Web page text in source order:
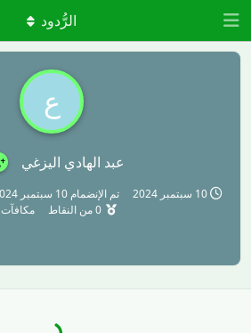
ع
عبد الهادي اليزغي
10 سبتمبر 2024 تم الإنضمام 10 سبتمبر 2024
0من النقاط مكافآت
الرُّدود